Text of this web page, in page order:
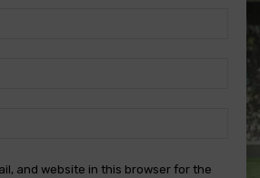
and website in this browser for the